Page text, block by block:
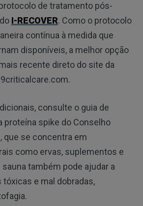
de tratamento pós-
I-RECOVER. Como o protocolo
contínua à medida que
disponíveis, a melhor opção
recente direto do site da
consulte o guia de
proteína spike do Conselho
que se concentra em
como ervas, suplementos e
sauna também pode ajudar a
e mal dobradas,